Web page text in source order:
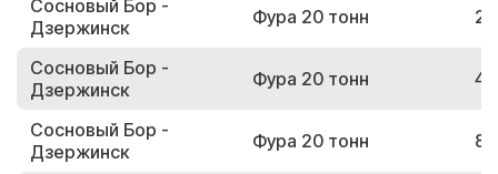
Сосновый Бор -
Дзержинск
Фура 20 тонн
Сосновый Бор -
Дзержинск
Фура 20 тонн
Сосновый Бор -
Дзержинск
Фура 20 тонн